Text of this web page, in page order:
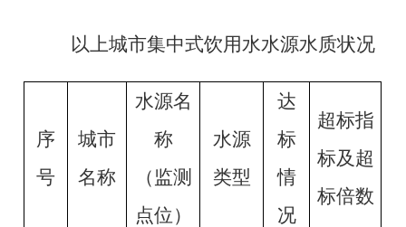
以上城市集中式饮用水水源水质状况
序
号
城市
名称
水源名
称
（监测
点位）
水源
类型
达
标
情
况
超标指
标及超
标倍数